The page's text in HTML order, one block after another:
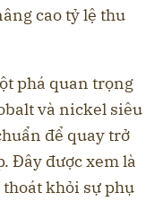
cao tỷ lệ thu
phá quan trọng
và nickel siêu
để quay trở
Đây được xem là
khỏi sự phụ